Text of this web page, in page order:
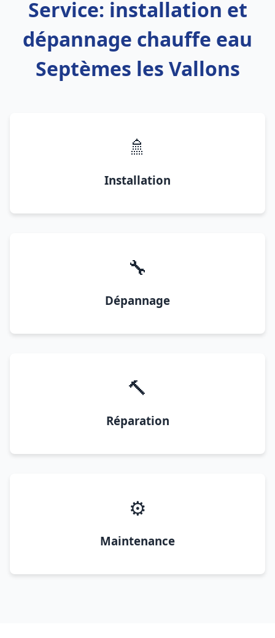
Service: installation et
dépannage chauffe eau
Septèmes les Vallons
🚿
Installation
🔧
Dépannage
🔨
Réparation
⚙️
Maintenance